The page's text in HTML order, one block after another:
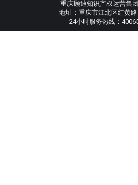
重庆顾迪知识产权运营集
地址：重庆市江北区红黄
24小时服务热线：